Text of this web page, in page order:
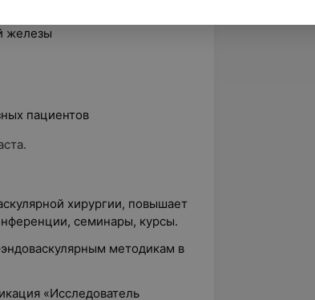
железы
пациентов
хирургии, повышает
семинары, курсы.
методикам в
«Исследователь